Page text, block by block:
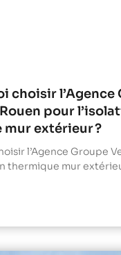
choisir l’Agence
pour
extérieur ?
l’Agence Groupe
thermique mur